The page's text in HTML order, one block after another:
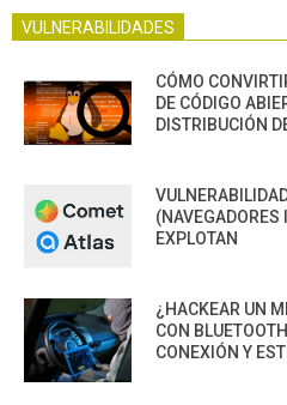
VULNERABILIDADES
CÓMO
DE CÓDIGO
DISTRIBUCIÓN
(NAVEGADORES
EXPLOTAN
¿HACKEAR UN
CON
CONEXIÓN Y